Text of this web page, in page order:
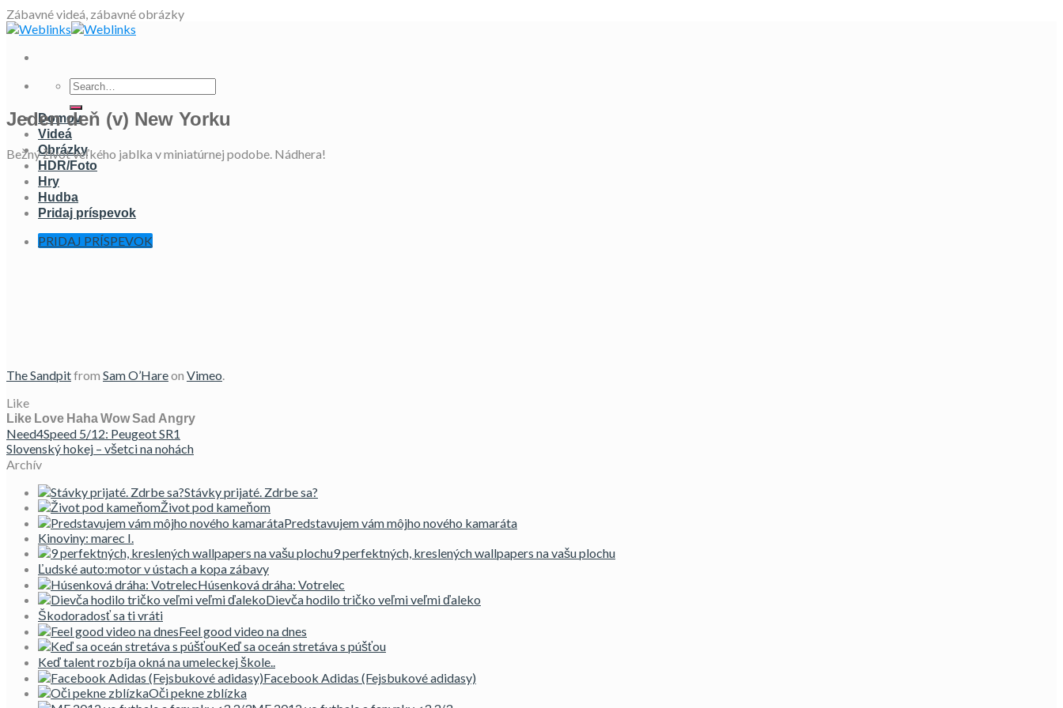
Zábavné videá, zábavné obrázkySkip
Domov
Videá
Obrázky
HDR/Foto
Hry
Hudba
Pridaj príspevok
PRIDAJ PRÍSPEVOK
Jeden deň (v) New Yorku
Bežný život veľkého jablka v miniatúrnej podobe. Nádhera!
The Sandpitfrom Sam O’Hareon Vimeo.
Like
Like Love HahaWowSad Angry
Need4Speed 5/12: Peugeot SR1
Slovenský hokej – všetci na nohách
Archív
Stávky prijaté. Zdrbe sa?
Život pod kameňom
Predstavujem vám môjho nového kamaráta
Kinoviny: marec I.
9 perfektných, kreslených wallpapers na vašu plochu
Ľudské auto:motor v ústach a kopa zábavy
Húsenková dráha: Votrelec
Dievča hodilo tričko veľmi veľmi ďaleko
Škodoradosť sa ti vráti
Feel good video na dnes
Keď sa oceán stretáva s púšťou
Keď talent rozbíja okná na umeleckej škole..
Facebook Adidas (Fejsbukové adidasy)
Oči pekne zblízka